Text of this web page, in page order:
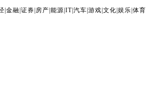
金融 证券 房产 能源 IT| 汽车 游戏 文化 娱乐 体育